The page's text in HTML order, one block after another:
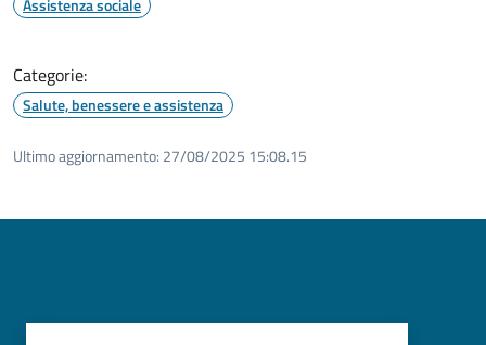
Categorie:
Salute, benessere e assistenza
Ultimo aggiornamento: 27/08/2025 15:08.15